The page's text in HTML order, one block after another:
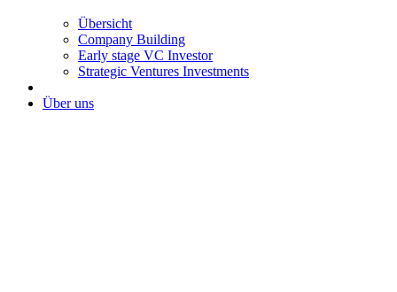
Übersicht
Company Building
Early stage VC Investor
Strategic Ventures Investments
Über uns